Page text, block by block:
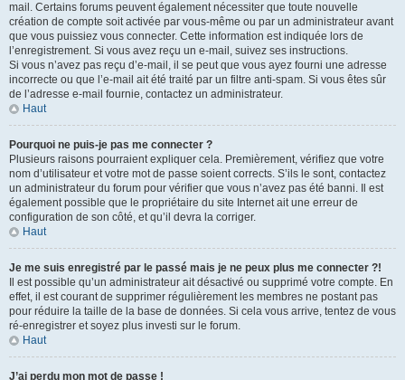
mail. Certains forums peuvent également nécessiter que toute nouvelle
création de compte soit activée par vous-même ou par un administrateur avant
que vous puissiez vous connecter. Cette information est indiquée lors de
l’enregistrement. Si vous avez reçu un e-mail, suivez ses instructions.
Si vous n’avez pas reçu d’e-mail, il se peut que vous ayez fourni une adresse
incorrecte ou que l’e-mail ait été traité par un filtre anti-spam. Si vous êtes sûr
de l’adresse e-mail fournie, contactez un administrateur.
Haut
Pourquoi ne puis-je pas me connecter ?
Plusieurs raisons pourraient expliquer cela. Premièrement, vérifiez que votre
nom d’utilisateur et votre mot de passe soient corrects. S’ils le sont, contactez
un administrateur du forum pour vérifier que vous n’avez pas été banni. Il est
également possible que le propriétaire du site Internet ait une erreur de
configuration de son côté, et qu’il devra la corriger.
Haut
Je me suis enregistré par le passé mais je ne peux plus me connecter ?!
Il est possible qu’un administrateur ait désactivé ou supprimé votre compte. En
effet, il est courant de supprimer régulièrement les membres ne postant pas
pour réduire la taille de la base de données. Si cela vous arrive, tentez de vous
ré-enregistrer et soyez plus investi sur le forum.
Haut
J’ai perdu mon mot de passe !